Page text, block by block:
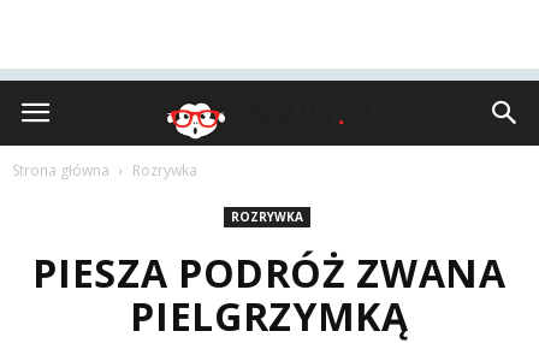
Insult.pl
Strona główna Rozrywka
ROZRYWKA
PIESZA PODRÓŻ ZWANA
PIELGRZYMKĄ